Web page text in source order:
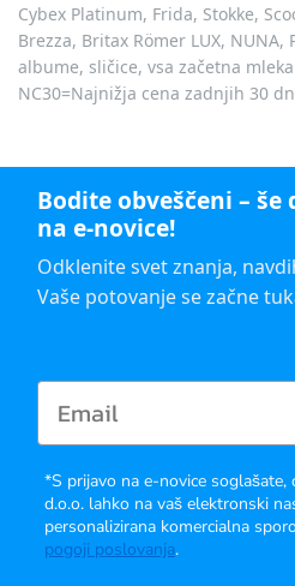
Cybex Platinum, Frida, Stokke,
Brezza, Britax Römer LUX, NUNA,
albume, sličice, vsa začetna
NC30=Najnižja cena zadnjih 30
Bodite obveščeni –
na e-novice!
Odklenite svet znanja,
Vaše potovanje se začne
*S prijavo na e-novice soglašate,
d.o.o. lahko na vaš elektronski
personalizirana komercialna
pogoji poslovanja.